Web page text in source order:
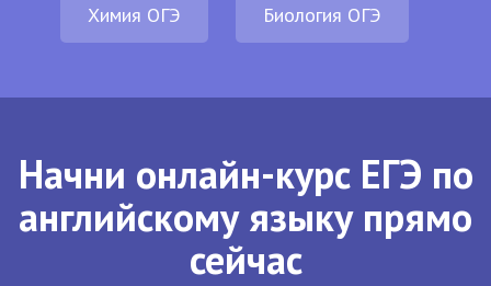
Химия ОГЭ Биология ОГЭ
Начни онлайн-курс ЕГЭ по
английскому языку прямо
сейчас